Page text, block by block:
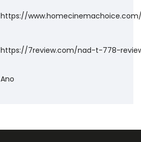
https://
https://7review.com/nad-t-778-
Ano